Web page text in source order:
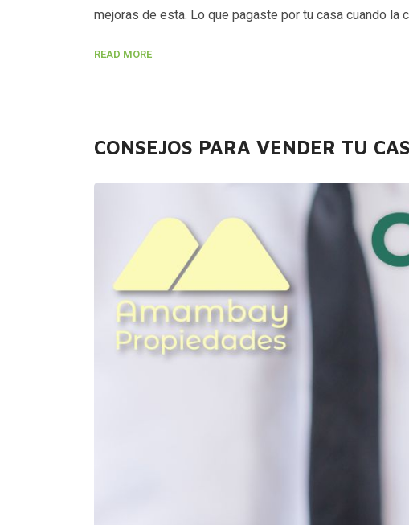
mejoras de esta. Lo que pagaste por tu casa cuando
READ MORE
CONSEJOS PARA VENDER TU